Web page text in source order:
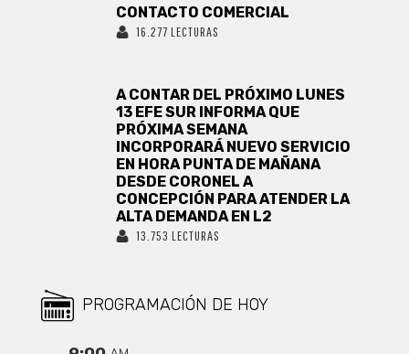
CONTACTO COMERCIAL
16.277 LECTURAS
A CONTAR DEL PRÓXIMO LUNES
13 EFE SUR INFORMA QUE
PRÓXIMA SEMANA
INCORPORARÁ NUEVO SERVICIO
EN HORA PUNTA DE MAÑANA
DESDE CORONEL A
CONCEPCIÓN PARA ATENDER LA
ALTA DEMANDA EN L2
13.753 LECTURAS
PROGRAMACIÓN DE HOY